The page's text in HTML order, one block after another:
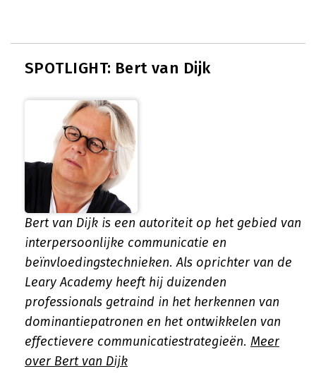
SPOTLIGHT: Bert van Dijk
Bert van Dijk is een autoriteit op het gebied van
interpersoonlijke communicatie en
beïnvloedingstechnieken. Als oprichter van de
Leary Academy heeft hij duizenden
professionals getraind in het herkennen van
dominantiepatronen en het ontwikkelen van
effectievere communicatiestrategieën. Meer
over Bert van Dijk